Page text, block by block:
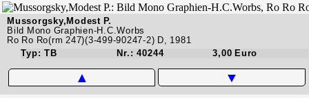
Mussorgsky,Modest P.
Bild Mono Graphien-H.C.Worbs
Ro Ro Ro(rm 247)(3-499-90247-2) D, 1981
Typ: TB
Nr.: 40244 3,00 Euro
▲ ▼